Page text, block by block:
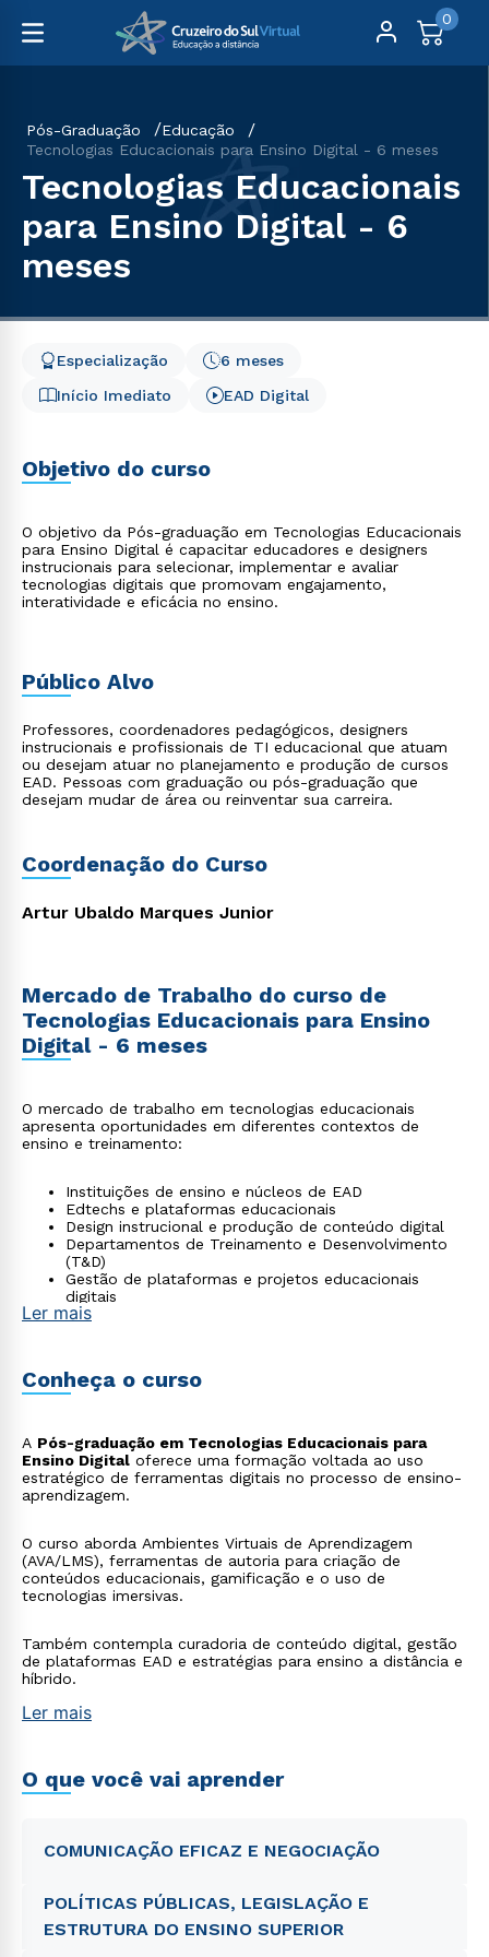
0
Pós-Graduação
Educação
Tecnologias Educacionais para Ensino Digital - 6 meses
Tecnologias Educacionais
para Ensino Digital - 6
meses
Início Imediato
6 meses
Especialização
EAD Digital
Objetivo do curso
O objetivo da Pós-graduação em Tecnologias Educacionais
para Ensino Digital é capacitar educadores e designers
instrucionais para selecionar, implementar e avaliar
tecnologias digitais que promovam engajamento,
interatividade e eficácia no ensino.
Público Alvo
Professores, coordenadores pedagógicos, designers
instrucionais e profissionais de TI educacional que atuam
ou desejam atuar no planejamento e produção de cursos
EAD. Pessoas com graduação ou pós-graduação que
desejam mudar de área ou reinventar sua carreira.
Coordenação do Curso
Artur Ubaldo Marques Junior
Mercado de Trabalho do curso de
Tecnologias Educacionais para Ensino
Digital - 6 meses
O mercado de trabalho em tecnologias educacionais
apresenta oportunidades em diferentes contextos de
ensino e treinamento:
Instituições de ensino e núcleos de EAD
Edtechs e plataformas educacionais
Design instrucional e produção de conteúdo digital
Departamentos de Treinamento e Desenvolvimento
(T&D)
Gestão de plataformas e projetos educacionais
digitais
Ler mais
Conheça o curso
A Pós-graduação em Tecnologias Educacionais para
Ensino Digital oferece uma formação voltada ao uso
estratégico de ferramentas digitais no processo de ensino-
aprendizagem.
O curso aborda Ambientes Virtuais de Aprendizagem
(AVA/LMS), ferramentas de autoria para criação de
conteúdos educacionais, gamificação e o uso de
tecnologias imersivas.
Também contempla curadoria de conteúdo digital, gestão
de plataformas EAD e estratégias para ensino a distância e
híbrido.
Ler mais
O que você vai aprender
COMUNICAÇÃO EFICAZ E NEGOCIAÇÃO
POLÍTICAS PÚBLICAS, LEGISLAÇÃO E
ESTRUTURA DO ENSINO SUPERIOR